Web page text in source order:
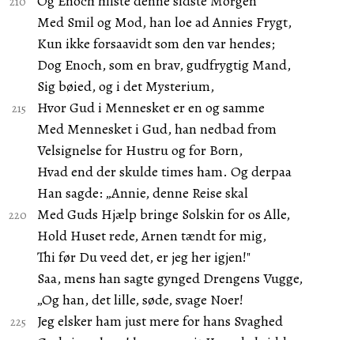
Med Smil og Mod, han loe ad Annies Frygt,
Kun ikke forsaavidt som den var hendes;
Dog Enoch, som en brav, gudfrygtig Mand,
Sig bøied, og i det Mysterium,
Hvor Gud i Mennesket er en og samme
Med Mennesket i Gud, han nedbad from
Velsignelse for Hustru og for Born,
Hvad end der skulde times ham. Og derpaa
Han sagde: „Annie, denne Reise skal
Med Guds Hjælp bringe Solskin for os Alle,
Hold Huset rede, Arnen tændt for mig,
Thi før Du veed det, er jeg her igjen!"
Saa, mens han sagte gynged Drengens Vugge,
„Og han, det lille, søde, svage Noer!
Jeg elsker ham just mere for hans Svaghed